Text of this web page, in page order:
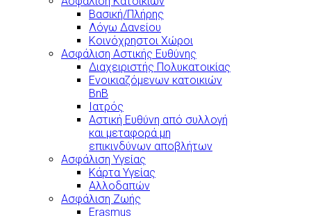
Βασική/Πλήρης
Λόγω Δανείου
Κοινόχρηστοι Χώροι
Ασφάλιση Αστικής Ευθύνης
Διαχειριστής Πολυκατοικίας
Ενοικιαζόμενων κατοικιών
BnB
Ιατρός
Αστική Ευθύνη από συλλογή
και μεταφορά μη
επικινδύνων αποβλήτων
Ασφάλιση Υγείας
Κάρτα Υγείας
Αλλοδαπών
Ασφάλιση Ζωής
Erasmus